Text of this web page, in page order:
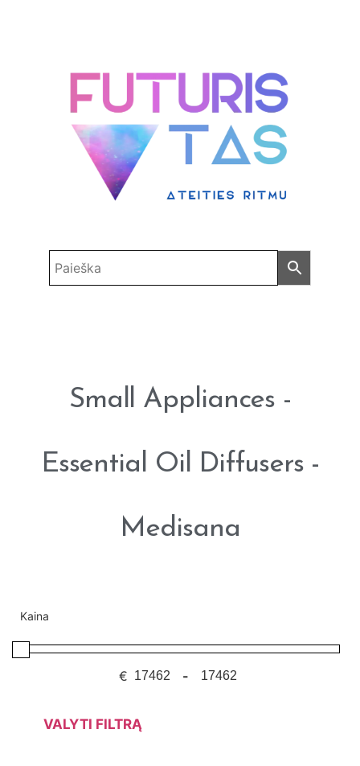
Small Appliances -
Essential Oil Diffusers -
Medisana
Kaina
€ -
VALYTI FILTRĄ